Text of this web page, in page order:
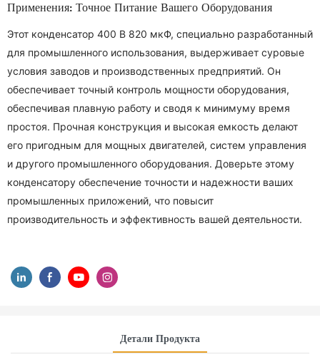
Применения: Точное Питание Вашего Оборудования
Этот конденсатор 400 В 820 мкФ, специально разработанный
для промышленного использования, выдерживает суровые
условия заводов и производственных предприятий. Он
обеспечивает точный контроль мощности оборудования,
обеспечивая плавную работу и сводя к минимуму время
простоя. Прочная конструкция и высокая емкость делают
его пригодным для мощных двигателей, систем управления
и другого промышленного оборудования. Доверьте этому
конденсатору обеспечение точности и надежности ваших
промышленных приложений, что повысит
производительность и эффективность вашей деятельности.
Детали Продукта